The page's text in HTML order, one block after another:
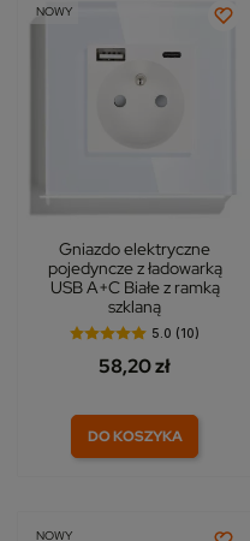
NOWY
Gniazdo elektryczne
pojedyncze z ładowarką
USB A+C Białe z ramką
szklaną
5.0 (10)
58,20 zł
DO KOSZYKA
NOWY